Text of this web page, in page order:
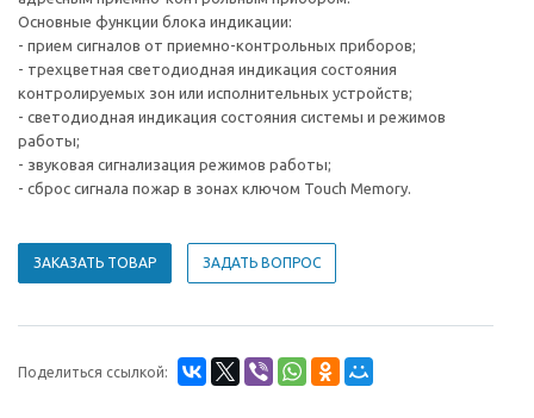
Основные функции блока индикации:
- прием сигналов от приемно-контрольных приборов;
- трехцветная светодиодная индикация состояния
контролируемых зон или исполнительных устройств;
- светодиодная индикация состояния системы и режимов
работы;
- звуковая сигнализация режимов работы;
- сброс сигнала пожар в зонах ключом Touch Memory.
ЗАКАЗАТЬ ТОВАР ЗАДАТЬ ВОПРОС
Поделиться ссылкой: